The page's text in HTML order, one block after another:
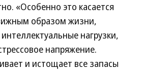
«Особенно это касается
образом жизни,
нагрузки,
напряжение.
и истощает все запасы